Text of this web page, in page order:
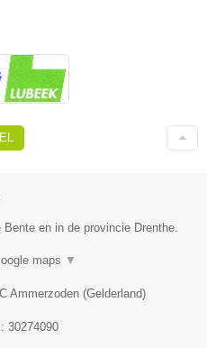
en in de provincie Drenthe.
maps ▼
Ammerzoden (Gelderland)
30274090